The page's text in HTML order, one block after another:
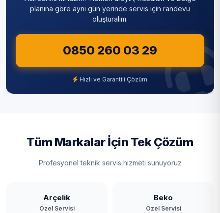
planına göre aynı gün yerinde servis için randevu
oluşturalım.
0850 260 03 29
Hızlı ve Garantili Çözüm
Tüm Markalar İçin Tek Çözüm
Profesyonel teknik servis hizmeti sunuyoruz
Arçelik
Özel Servisi
Beko
Özel Servisi